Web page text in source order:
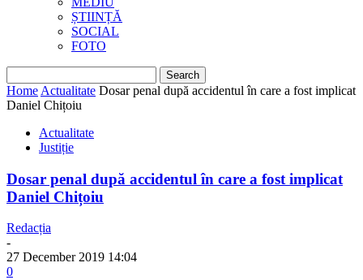
ȘTIINȚĂ
SOCIAL
FOTO
Home Actualitate Dosar penal după accidentul în care a fost implicat
Daniel Chițoiu
Actualitate
Justiție
Dosar penal după accidentul în care a fost implicat
Daniel Chițoiu
Redacția
-
27 December 2019 14:04
0